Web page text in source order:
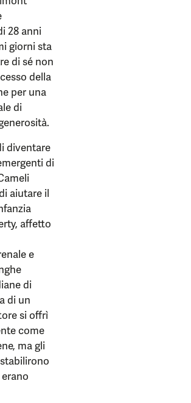
28 anni
giorni sta
di sé non
della
per una
di
diventare
di
aiutare il
affetto
e
di
di un
si offrì
come
ma gli